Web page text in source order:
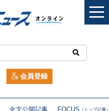
会員登録
全文公開記事 FOCUS （トップ記事